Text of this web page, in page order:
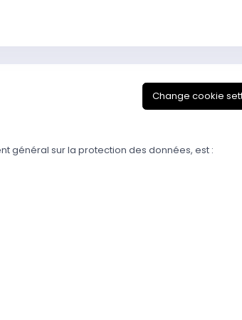
Change cookie
général sur la protection des données, est :